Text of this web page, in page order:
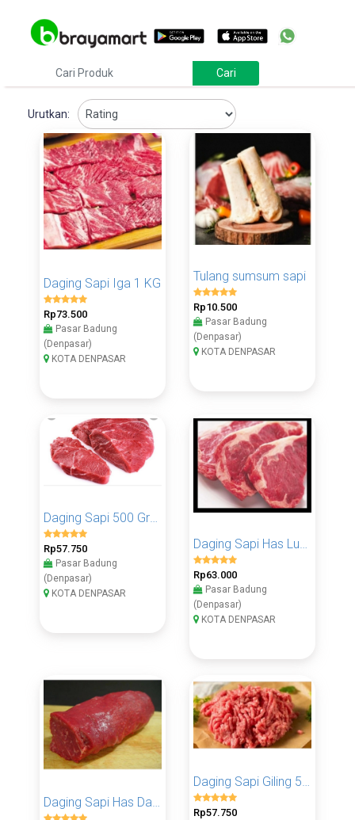
Urutkan:
Daging Sapi Iga 1 KG
Rp73.500
Pasar Badung
(Denpasar)
KOTA DENPASAR
Tulang sumsum sapi
Rp10.500
Pasar Badung
(Denpasar)
KOTA DENPASAR
Rp57.750
Pasar Badung
(Denpasar)
KOTA DENPASAR
Daging Sapi Has Luar 500 Gram
Rp63.000
Pasar Badung
(Denpasar)
KOTA DENPASAR
Daging Sapi Giling 500 Gram
Rp57.750